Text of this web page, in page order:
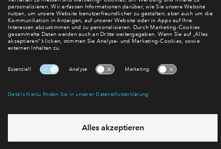
regelmäßig erscheinenden Newsletter informieren wir Sie
über den Stand dieses und weiterer Neubauprojekte.
E-Mail-Adresse
oder hinterlassen Sie eine Nachricht über das
Formular: